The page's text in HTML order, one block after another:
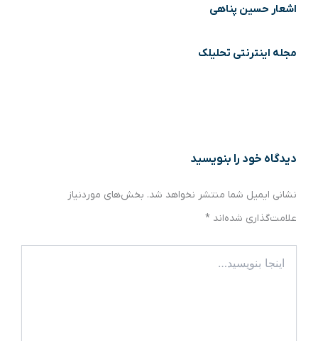
اشعار حسین پناهی
مجله اینترنتی تحلیلک
دیدگاه‌ خود را بنویسید
نشانی ایمیل شما منتشر نخواهد شد. بخش‌های موردنیاز
علامت‌گذاری شده‌اند *
بنویسید…